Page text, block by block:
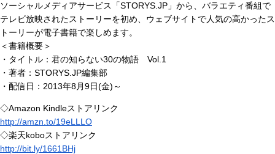
ソーシャルメディアサービス「STORYS.JP」から、バラエティ番組で
テレビ放映されたストーリーを初め、ウェブサイトで人気の高かったス
トーリーが電子書籍で楽しめます。
＜書籍概要＞
・タイトル：君の知らない30の物語 Vol.1
・著者：STORYS.JP編集部
・配信日：2013年8月9日(金)～
◇Amazon Kindleストアリンク
http://amzn.to/19eLLLO
◇楽天koboストアリンク
http://bit.ly/1661BHj